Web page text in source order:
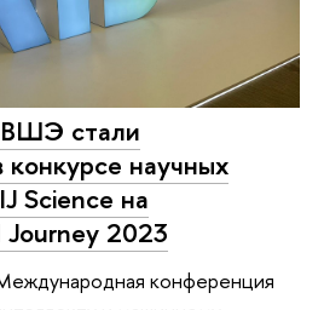
стали
научных
Science на
2023
конференция